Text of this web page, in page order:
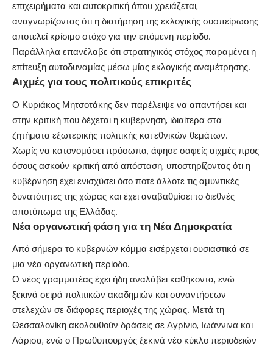
επιχειρήματα και αυτοκριτική όπου χρειάζεται,
αναγνωρίζοντας ότι η διατήρηση της εκλογικής συσπείρωσης
αποτελεί κρίσιμο στόχο για την επόμενη περίοδο.
Παράλληλα επανέλαβε ότι στρατηγικός στόχος παραμένει η
επίτευξη αυτοδυναμίας μέσω μίας εκλογικής αναμέτρησης.
Αιχμές για τους πολιτικούς επικριτές
Ο Κυριάκος Μητσοτάκης δεν παρέλειψε να απαντήσει και
στην κριτική που δέχεται η κυβέρνηση, ιδιαίτερα στα
ζητήματα εξωτερικής πολιτικής και εθνικών θεμάτων.
Χωρίς να κατονομάσει πρόσωπα, άφησε σαφείς αιχμές προς
όσους ασκούν κριτική από απόσταση, υποστηρίζοντας ότι η
κυβέρνηση έχει ενισχύσει όσο ποτέ άλλοτε τις αμυντικές
δυνατότητες της χώρας και έχει αναβαθμίσει το διεθνές
αποτύπωμα της Ελλάδας.
Νέα οργανωτική φάση για τη Νέα Δημοκρατία
Από σήμερα το κυβερνών κόμμα εισέρχεται ουσιαστικά σε
μια νέα οργανωτική περίοδο.
Ο νέος γραμματέας έχει ήδη αναλάβει καθήκοντα, ενώ
ξεκινά σειρά πολιτικών ακαδημιών και συναντήσεων
στελεχών σε διάφορες περιοχές της χώρας. Μετά τη
Θεσσαλονίκη ακολουθούν δράσεις σε Αγρίνιο, Ιωάννινα και
Λάρισα, ενώ ο Πρωθυπουργός ξεκινά νέο κύκλο περιοδειών